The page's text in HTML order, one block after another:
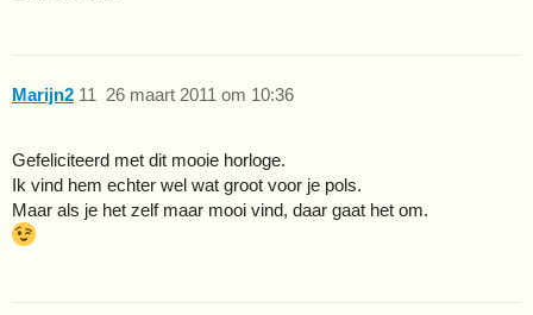
Marijn2 26 maart 2011 om 10:36
11
Gefeliciteerd met dit mooie horloge.
Ik vind hem echter wel wat groot voor je pols.
Maar als je het zelf maar mooi vind, daar gaat het om.